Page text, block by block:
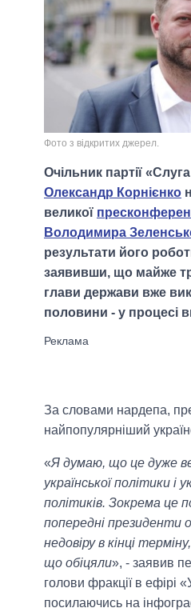
Фото з відкритих джерел.
Очільник партії
Олександр Корнієнко
великої
Володимира
результати його
заявивши, що майже
глави держави вже
половини - у процесі
За словами нардепа,
найпопулярніший
«Я думаю, що це дуже
української політики і
політиків. Зокрема це
попередні президенти
недовіру в кінці
що обіцяли», - заявив
голови фракції в ефірі
посилаючись на